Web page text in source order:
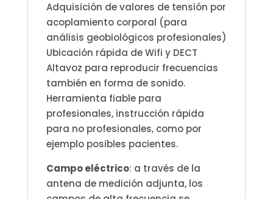
Adquisición de valores de tensión por
acoplamiento corporal (para
análisis geobiológicos profesionales)
Ubicación rápida de Wifi y DECT
Altavoz para reproducir frecuencias
también en forma de sonido.
Herramienta fiable para
profesionales, instrucción rápida
para no profesionales, como por
ejemplo posibles pacientes.
Campo eléctrico: a través de la
antena de medición adjunta, los